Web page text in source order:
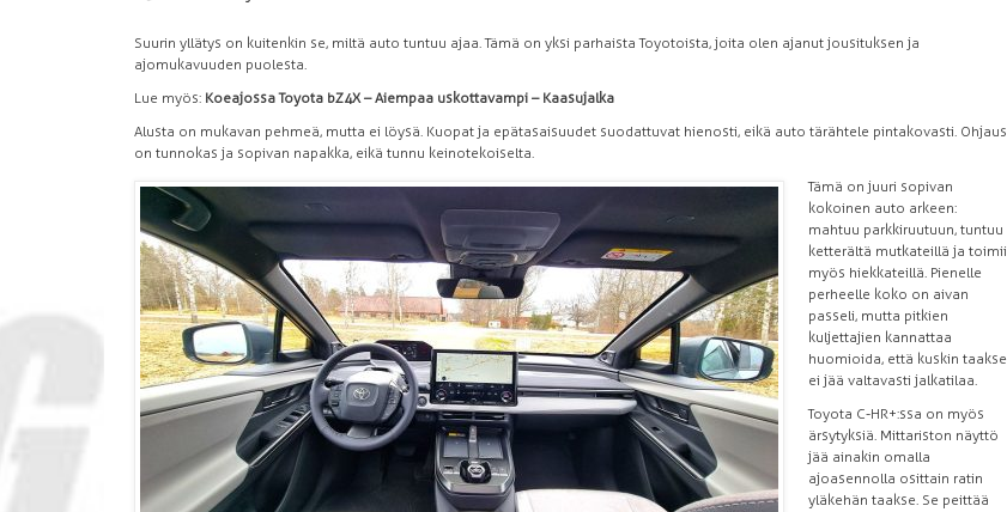
Suurin yllätys on kuitenkin se, miltä auto tuntuu ajaa. Tämä on yksi parhaista Toyotoista, joita olen ajanut jousituksen ja
ajomukavuuden puolesta.
Lue myös: Koeajossa Toyota bZ4X – Aiempaa uskottavampi – Kaasujalka
Alusta on mukavan pehmeä, mutta ei löysä. Kuopat ja epätasaisuudet suodattuvat hienosti, eikä auto tärähtele pintakovasti. Ohjaus
on tunnokas ja sopivan napakka, eikä tunnu keinotekoiselta.
Tämä on juuri sopivan
kokoinen auto arkeen:
mahtuu parkkiruutuun, tuntuu
ketterältä mutkateillä ja toimii
myös hiekkateillä. Pienelle
perheelle koko on aivan
passeli, mutta pitkien
kuljettajien kannattaa
huomioida, että kuskin taakse
ei jää valtavasti jalkatilaa.
Toyota C-HR+:ssa on myös
ärsytyksiä. Mittariston näyttö
jää ainakin omalla
ajoasennolla osittain ratin
yläkehän taakse. Se peittää